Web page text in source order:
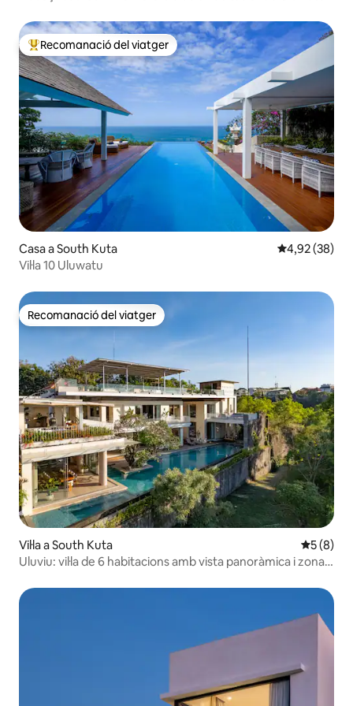
Principals recomanacions dels viatgers
Recomanació del viatger
Casa a South Kuta 4,92 de
4,92 (38)
Vil·la 10 Uluwatu
Recomanació del viatger
Recomanació del viatger
Vil·la a South Kuta 5 de
5 (8)
Uluviu: vil·la de 6 habitacions amb vista panoràmica i zona